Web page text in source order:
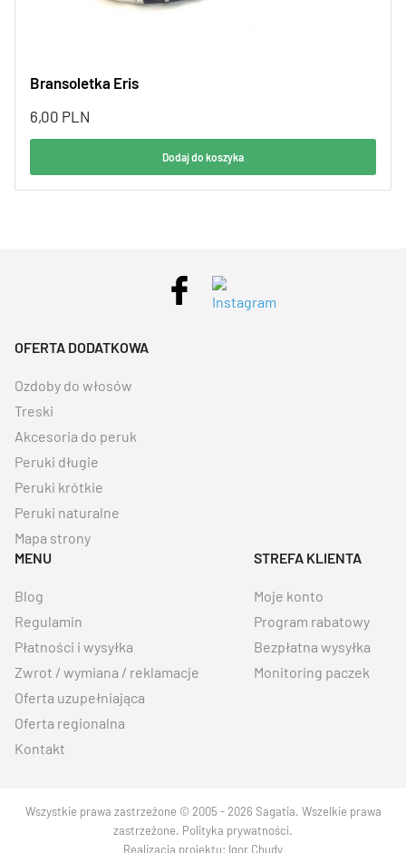
Bransoletka Eris
6,00 PLN
Dodaj do koszyka
OFERTA DODATKOWA
Ozdoby do włosów
Treski
Akcesoria do peruk
Peruki długie
Peruki krótkie
Peruki naturalne
Mapa strony
MENU
Blog
Regulamin
Płatności i wysyłka
Zwrot / wymiana / reklamacje
Oferta uzupełniająca
Oferta regionalna
Kontakt
STREFA KLIENTA
Moje konto
Program rabatowy
Bezpłatna wysyłka
Monitoring paczek
Wszystkie prawa zastrzeżone © 2005 - 2026 Sagatia. Wszelkie prawa
zastrzeżone. Polityka prywatności.
Realizacja projektu: Igor Chudy